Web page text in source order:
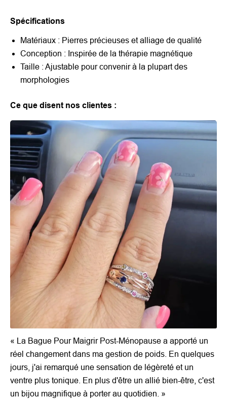
Spécifications
Matériaux : Pierres précieuses et alliage de qualité
Conception : Inspirée de la thérapie magnétique
Taille : Ajustable pour convenir à la plupart des
morphologies
Ce que disent nos clientes :
« La Bague Pour Maigrir Post-Ménopause a apporté un
réel changement dans ma gestion de poids. En quelques
jours, j'ai remarqué une sensation de légèreté et un
ventre plus tonique. En plus d'être un allié bien-être, c'est
un bijou magnifique à porter au quotidien. »